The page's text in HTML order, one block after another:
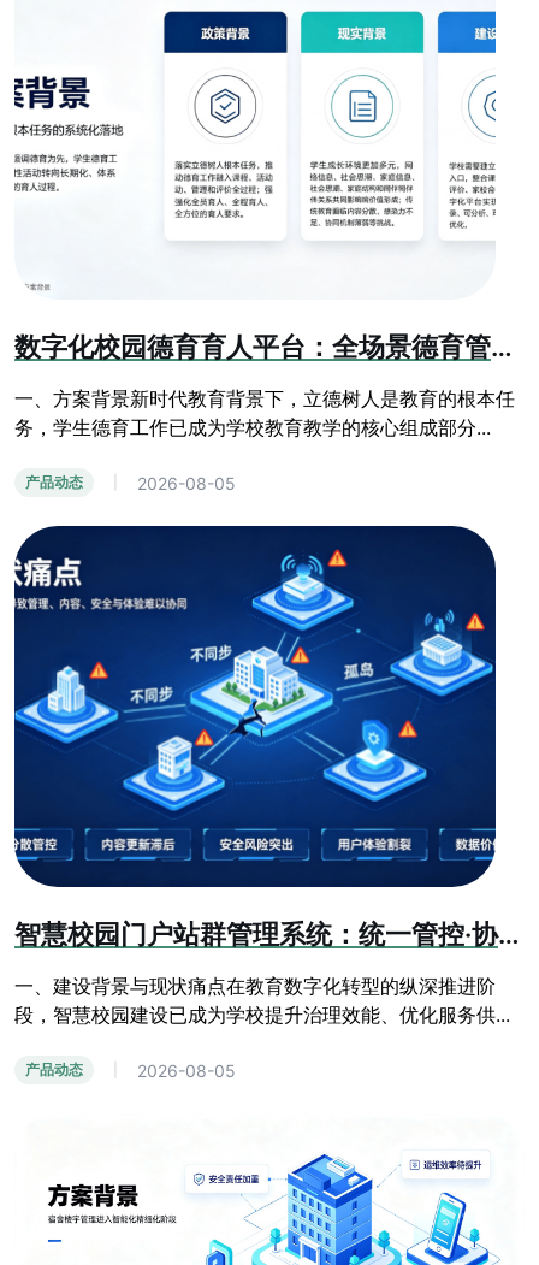
数字化校园德育育人平台：全场景德育管控与学生综合素质成长系统
一、方案背景新时代教育背景下，立德树人是教育的根本任
务，学生德育工作已成为学校教育教学的核心组成部分...
产品动态 2026-08-05
智慧校园门户站群管理系统：统一管控·协同共享·安全可控·数据赋能方案
一、建设背景与现状痛点在教育数字化转型的纵深推进阶
段，智慧校园建设已成为学校提升治理效能、优化服务供...
产品动态 2026-08-05